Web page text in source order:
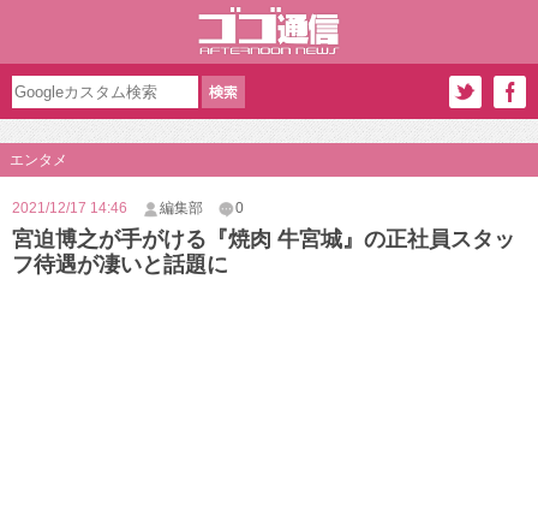
エンタメ
2021/12/17 14:46 編集部 0
宮迫博之が手がける『焼肉 牛宮城』の正社員スタッ
フ待遇が凄いと話題に